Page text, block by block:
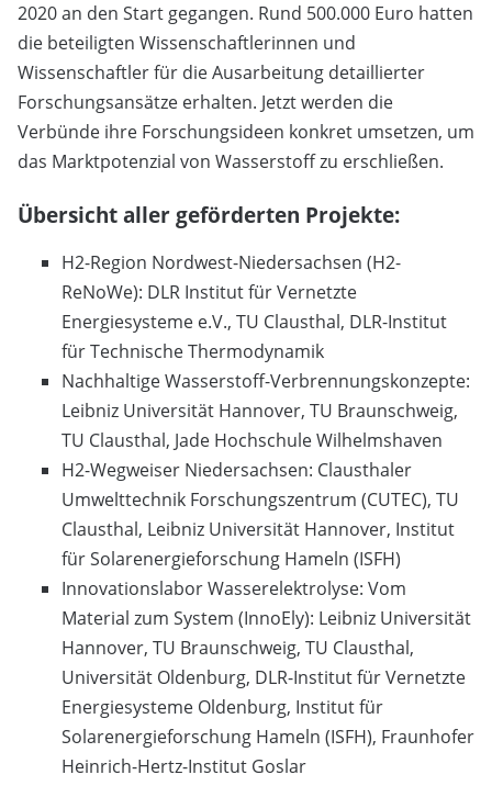
2020 an den Start gegangen. Rund 500.000 Euro hatten
die beteiligten Wissenschaftlerinnen und
Wissenschaftler für die Ausarbeitung detaillierter
Forschungsansätze erhalten. Jetzt werden die
Verbünde ihre Forschungsideen konkret umsetzen, um
das Marktpotenzial von Wasserstoff zu erschließen.
Übersicht aller geförderten Projekte:
H2-Region Nordwest-Niedersachsen (H2-
ReNoWe): DLR Institut für Vernetzte
Energiesysteme e.V., TU Clausthal, DLR-Institut
für Technische Thermodynamik
Nachhaltige Wasserstoff-Verbrennungskonzepte:
Leibniz Universität Hannover, TU Braunschweig,
TU Clausthal, Jade Hochschule Wilhelmshaven
H2-Wegweiser Niedersachsen: Clausthaler
Umwelttechnik Forschungszentrum (CUTEC), TU
Clausthal, Leibniz Universität Hannover, Institut
für Solarenergieforschung Hameln (ISFH)
Innovationslabor Wasserelektrolyse: Vom
Material zum System (InnoEly): Leibniz Universität
Hannover, TU Braunschweig, TU Clausthal,
Universität Oldenburg, DLR-Institut für Vernetzte
Energiesysteme Oldenburg, Institut für
Solarenergieforschung Hameln (ISFH), Fraunhofer
Heinrich-Hertz-Institut Goslar